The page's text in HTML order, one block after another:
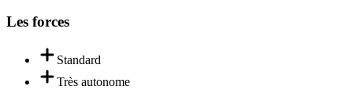
Les forces
Standard
Très autonome